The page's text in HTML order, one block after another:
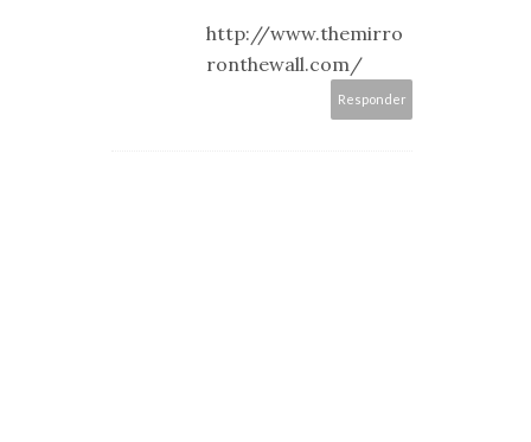
http://www.themirro
ronthewall.com/
Responder